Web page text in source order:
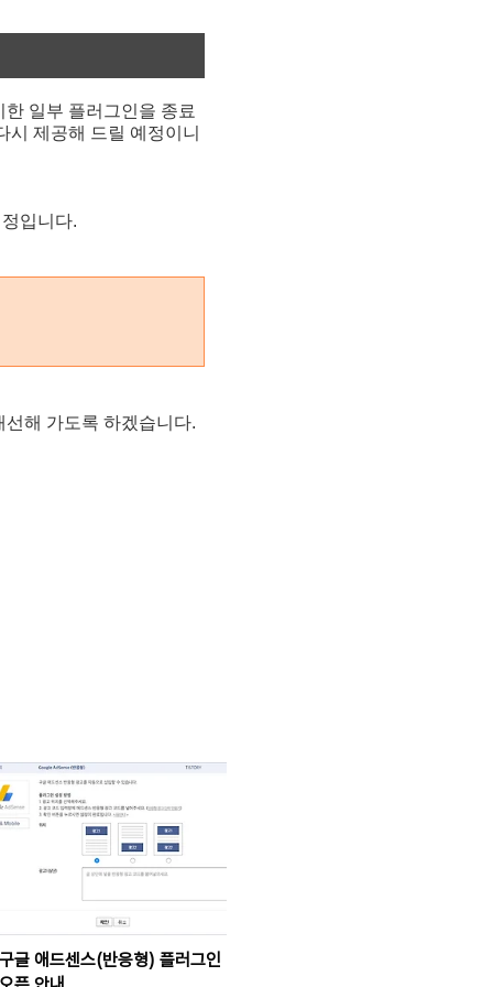
일부 플러그인을 종료
제공해 드릴 예정이니
입니다.
해 가도록 하겠습니다.
구글 애드센스(반응형) 플러그인